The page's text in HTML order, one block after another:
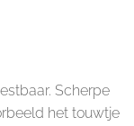
Scherpe
het touwtje